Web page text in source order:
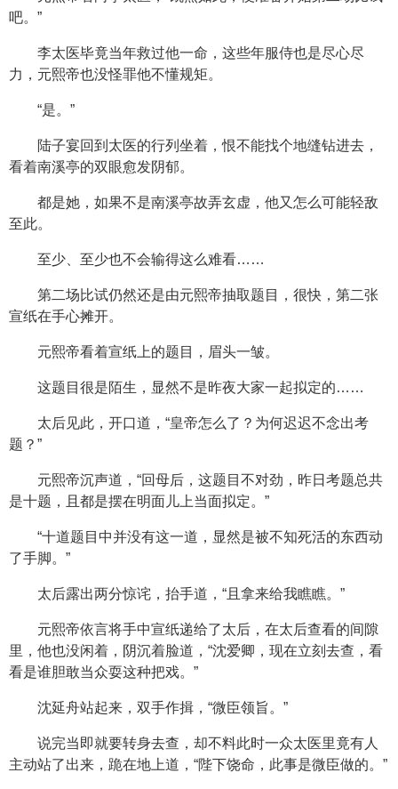
吧。”
李太医毕竟当年救过他一命，这些年服侍也是尽心尽
力，元熙帝也没怪罪他不懂规矩。
“是。”
陆子宴回到太医的行列坐着，恨不能找个地缝钻进去，
看着南溪亭的双眼愈发阴郁。
都是她，如果不是南溪亭故弄玄虚，他又怎么可能轻敌
至此。
至少、至少也不会输得这么难看……
第二场比试仍然还是由元熙帝抽取题目，很快，第二张
宣纸在手心摊开。
元熙帝看着宣纸上的题目，眉头一皱。
这题目很是陌生，显然不是昨夜大家一起拟定的……
太后见此，开口道，“皇帝怎么了？为何迟迟不念出考
题？”
元熙帝沉声道，“回母后，这题目不对劲，昨日考题总共
是十题，且都是摆在明面儿上当面拟定。”
“十道题目中并没有这一道，显然是被不知死活的东西动
了手脚。”
太后露出两分惊诧，抬手道，“且拿来给我瞧瞧。”
元熙帝依言将手中宣纸递给了太后，在太后查看的间隙
里，他也没闲着，阴沉着脸道，“沈爱卿，现在立刻去查，看
看是谁胆敢当众耍这种把戏。”
沈延舟站起来，双手作揖，“微臣领旨。”
说完当即就要转身去查，却不料此时一众太医里竟有人
主动站了出来，跪在地上道，“陛下饶命，此事是微臣做的。”